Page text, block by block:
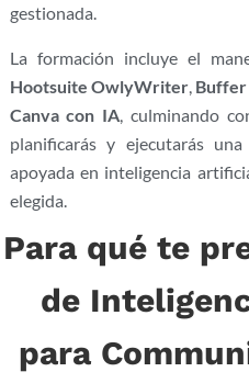
gestionada.
La formación incluye el
Hootsuite OwlyWriter Buffer
Canva con IA , culminando
planificarás y ejecutarás
apoyada en inteligencia
elegida.
Para qué te
de
para